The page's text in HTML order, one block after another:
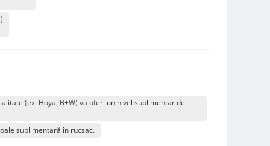
(ex: Hoya, B+W) va oferi un nivel suplimentar de
suplimentară în rucsac.